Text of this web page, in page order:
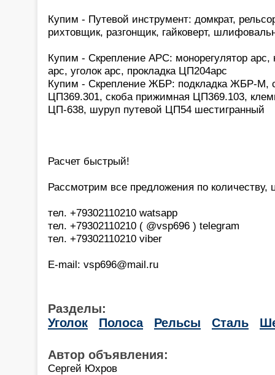
Купим - Путевой инструмент: домкрат,
рихтовщик, разгонщик, гайковерт,
Купим - Скрепление АРС: монорегулятор
арс, уголок арс, прокладка ЦП204арс
Купим - Скрепление ЖБР: подкладка ЖБР-М,
ЦП369.301, скоба прижимная ЦП369.103,
ЦП-638, шуруп путевой ЦП54 шестигранный
Расчет быстрый!
Рассмотрим все предложения по количеству,
тел. +79302110210 watsapp
тел. +79302110210 ( @vsp696 ) telegram
тел. +79302110210 viber
E-mail: vsp696@mail.ru
Разделы:
Уголок
Полоса Рельсы Сталь
Автор объявления:
Сергей Юхров